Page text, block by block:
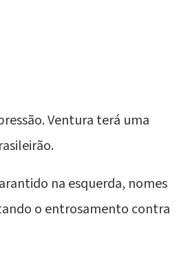
Ventura terá uma
na esquerda, nomes
o entrosamento contra